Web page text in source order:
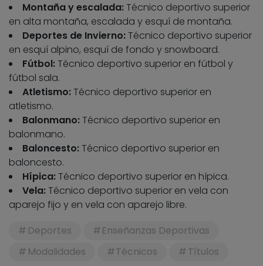
Montaña y escalada:Técnico deportivo superior
en alta montaña, escalada y esquí de montaña.
Deportes de Invierno:Técnico deportivo superior
en esquí alpino, esquí de fondo y snowboard.
Fútbol:Técnico deportivo superior en fútbol y
fútbol sala.
Atletismo:Técnico deportivo superior en
atletismo.
Balonmano:Técnico deportivo superior en
balonmano.
Baloncesto:Técnico deportivo superior en
baloncesto.
Hípica:Técnico deportivo superior en hípica.
Vela:Técnico deportivo superior en vela con
aparejo fijo y en vela con aparejo libre.
Deportes
Enseñanzas Deportivas
Modalidades
Técnicos Títulos